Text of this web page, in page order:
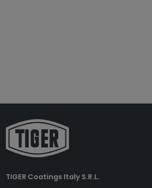
TIGER Coatings Italy S.R.L.